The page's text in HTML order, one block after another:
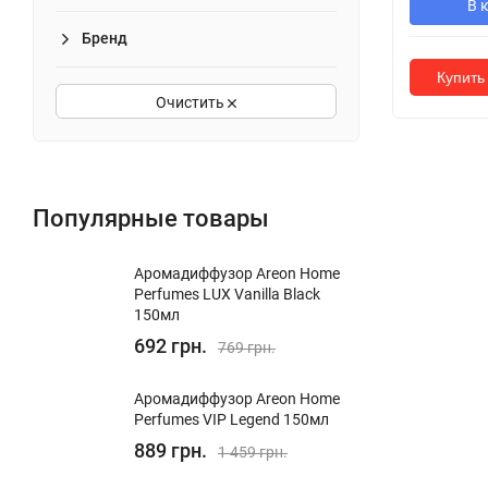
Бренд
Очистить
Популярные товары
Аромадиффузор Areon Home
Perfumes LUX Vanilla Black
150мл
692 грн. 769 грн.
Аромадиффузор Areon Home
Perfumes VIP Legend 150мл
889 грн. 1 459 грн.
В